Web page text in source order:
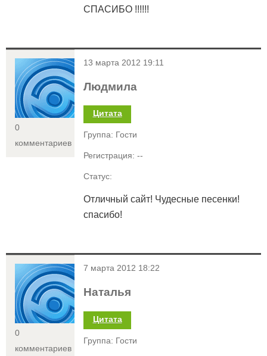
СПАСИБО !!!!!!
<
0
комментариев
13 марта 2012 19:11
Людмила
Цитата
Группа: Гости
Регистрация: --
Статус:
Отличный сайт! Чудесные песенки!
спасибо!
<
0
комментариев
7 марта 2012 18:22
Наталья
Цитата
Группа: Гости